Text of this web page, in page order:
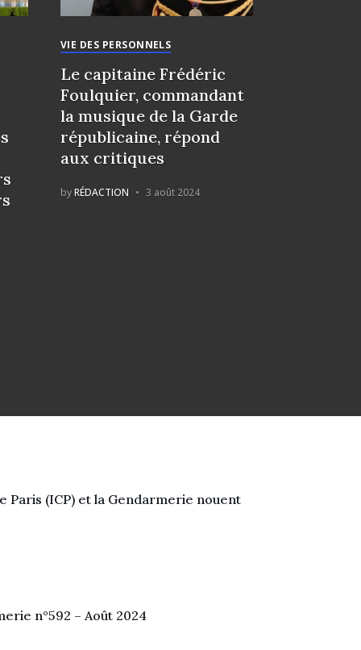
VIE DES PERSONNELS
Le capitaine Frédéric
Foulquier, commandant
la musique de la Garde
républicaine, répond
aux critiques
byRÉDACTION 3 août 2024
Paris (ICP) et la Gendarmerie nouent
n°592 – Août 2024